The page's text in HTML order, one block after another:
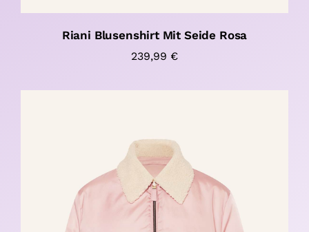
Riani Blusenshirt Mit Seide Rosa
239,99 €